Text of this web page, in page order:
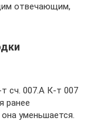
отвечающим,
сч. 007.А К-т 007
ранее
уменьшается.